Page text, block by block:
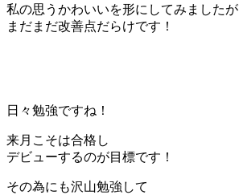
私の思うかわいいを形にしてみましたが
まだまだ改善点だらけです！
日々勉強ですね！
来月こそは合格し
デビューするのが目標です！
その為にも沢山勉強して